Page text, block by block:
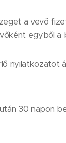
a vevő
egyből a
nyilatkozatot
30 napon